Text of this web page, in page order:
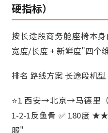
硬指标）
按长途段商务舱座椅本
宽度/长度 + 新鲜度"四个
排名 路线方案 长途段机
⭐1 西安→北京→马德里
1-2-1反鱼骨 ✅ 180度
服"